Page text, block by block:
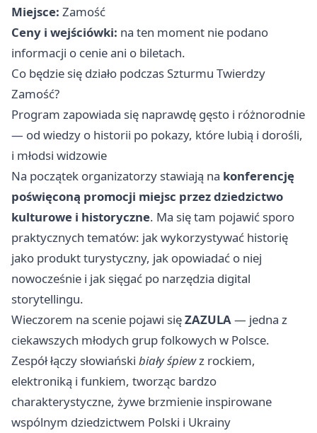
Miejsce: Zamość
Ceny i wejściówki: na ten moment nie podano
informacji o cenie ani o biletach.
Co będzie się działo podczas Szturmu Twierdzy
Zamość?
Program zapowiada się naprawdę gęsto i różnorodnie
— od wiedzy o historii po pokazy, które lubią i dorośli,
i młodsi widzowie
Na początek organizatorzy stawiają na konferencję
poświęconą promocji miejsc przez dziedzictwo
kulturowe i historyczne. Ma się tam pojawić sporo
praktycznych tematów: jak wykorzystywać historię
jako produkt turystyczny, jak opowiadać o niej
nowocześnie i jak sięgać po narzędzia digital
storytellingu.
Wieczorem na scenie pojawi sięZAZULA— jedna z
ciekawszych młodych grup folkowych w Polsce.
Zespół łączy słowiański biały śpiewz rockiem,
elektroniką i funkiem, tworząc bardzo
charakterystyczne, żywe brzmienie inspirowane
wspólnym dziedzictwem Polski i Ukrainy